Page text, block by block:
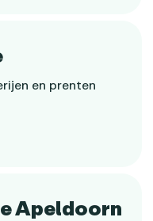
en prenten
Apeldoorn